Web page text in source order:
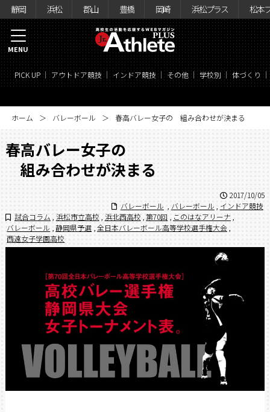
静岡 浜松 郡山 豊橋 岡崎 浜松プラス 松本
PICK UP アウトドア競技 インドア競技 その他 学校別 体づくり
MENU
ホーム バレーボール 春高バレー女子の 組み合わせが決まる
春高バレー女子の
組み合わせが決まる
2017/10/05
バレーボール
バレーボール
インドア競技
試合コラム , 浜松市立高校 浜北西高校 第70回 , このはなアリーナ ,
バレーボール 静岡県予選 全日本バレーボール高等学校選手権大会
西遠女子学園高校